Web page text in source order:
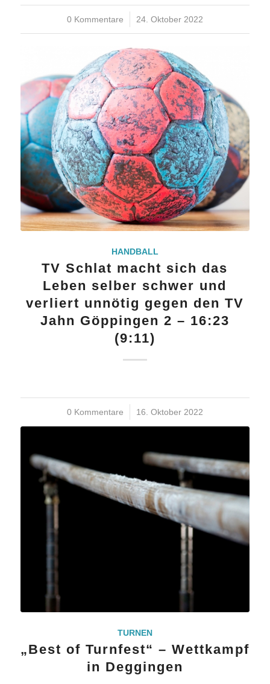
0 Kommentare
/ 24. Oktober 2022
HANDBALL
TV Schlat macht sich das
Leben selber schwer und
verliert unnötig gegen den TV
Jahn Göppingen 2 – 16:23
(9:11)
0 Kommentare
/ 16. Oktober 2022
TURNEN
„Best of Turnfest“ – Wettkampf
in Deggingen